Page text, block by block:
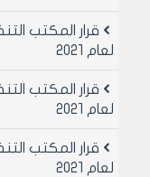
لعام 2021
لعام 2021
لعام 2021